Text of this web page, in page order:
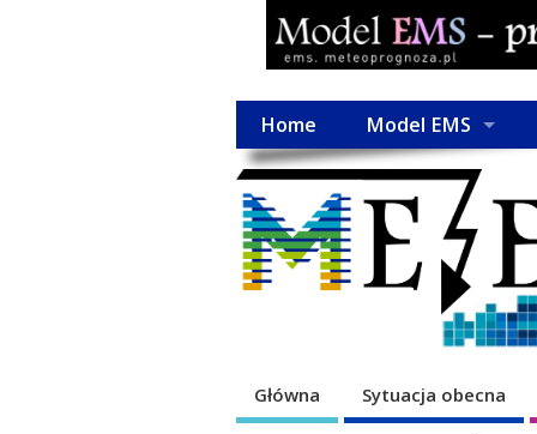
Home Model EMS
Główna Sytuacja obecna